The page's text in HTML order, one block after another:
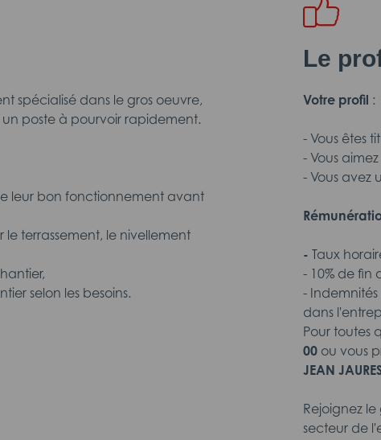
spécialisé dans le gros oeuvre,
un poste à pourvoir rapidement.
leur bon fonctionnement avant
terrassement, le nivellement
selon les besoins.
Le
Votre profil :
- Vous êtes
- Vous
- Vous avez
- Taux
- 10% de fin
-
dans
Pour toutes
00 ou vous
JEAN
Rejoignez
secteur de